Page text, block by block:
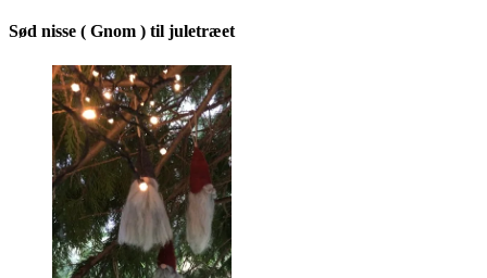
Sød nisse ( Gnom ) til juletræet